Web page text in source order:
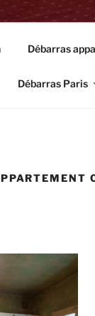
Débarras
Débarras Paris